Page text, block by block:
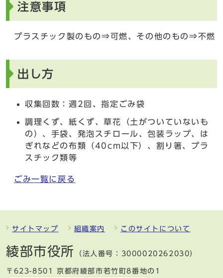
注意事項
プラスチック製のもの⇒可燃、その他のもの⇒不燃
出し方
収集回数：週2回、指定ごみ袋
調理くず、紙くず、草花（土がついていないも
の）、手袋、発泡スチロール、包装ラップ、は
ぎれなどの布類（40cm以下）、割り箸、プラ
スチック類等
ごみ一覧に戻る
サイトマップ 組織案内 このサイトについて
綾部市役所 （法人番号：3000020262030）
〒623-8501 京都府綾部市若竹町8番地の1